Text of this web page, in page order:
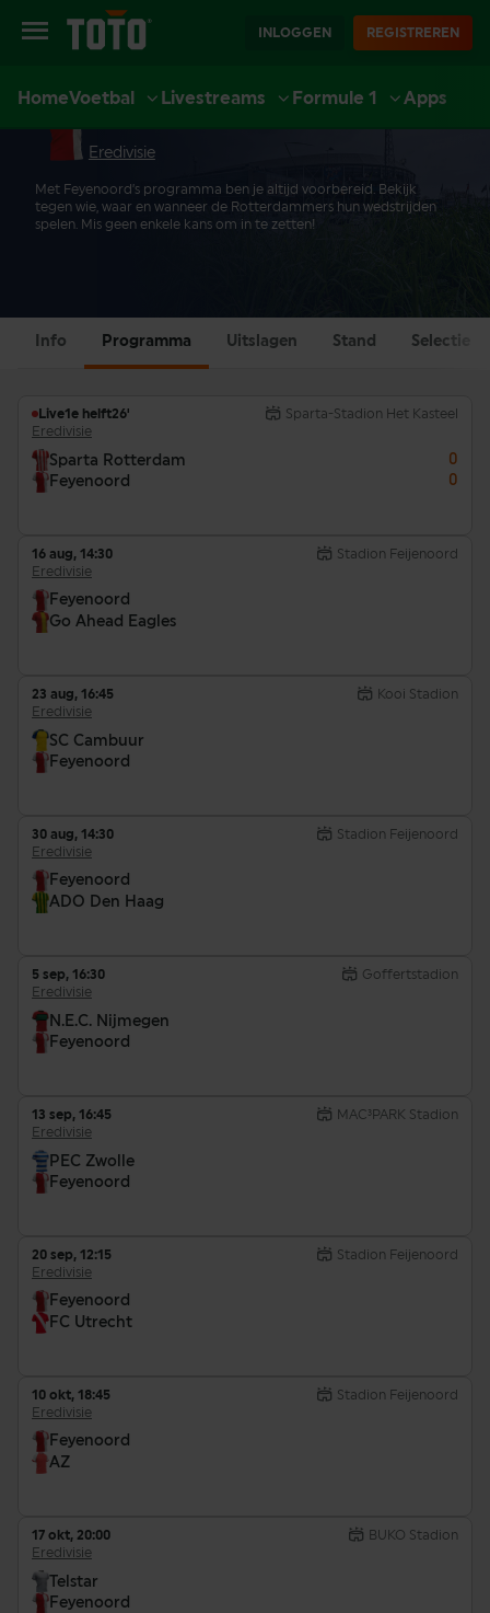
INLOGGEN REGISTREREN
HomeVoetbal Livestreams Formule 1 Apps
FEYENOORD PROGRAMMA
Eredivisie
Met Feyenoord’s programma ben je altijd voorbereid. Bekijk
tegen wie, waar en wanneer de Rotterdammers hun wedstrijden
spelen. Mis geen enkele kans om in te zetten!
Info Programma Uitslagen Stand Selectie
Live1e helft26'
Sparta-Stadion Het Kasteel
Eredivisie
Sparta Rotterdam
Feyenoord
0
0
16 aug, 14:30
Stadion Feijenoord
Eredivisie
Feyenoord
Go Ahead Eagles
23 aug, 16:45
Kooi Stadion
Eredivisie
SC Cambuur
Feyenoord
30 aug, 14:30
Stadion Feijenoord
Eredivisie
Feyenoord
ADO Den Haag
5 sep, 16:30
Goffertstadion
Eredivisie
N.E.C. Nijmegen
Feyenoord
13 sep, 16:45
MAC³PARK Stadion
Eredivisie
PEC Zwolle
Feyenoord
20 sep, 12:15
Stadion Feijenoord
Eredivisie
Feyenoord
FC Utrecht
10 okt, 18:45
Stadion Feijenoord
Eredivisie
Feyenoord
AZ
17 okt, 20:00
BUKO Stadion
Eredivisie
Telstar
Feyenoord